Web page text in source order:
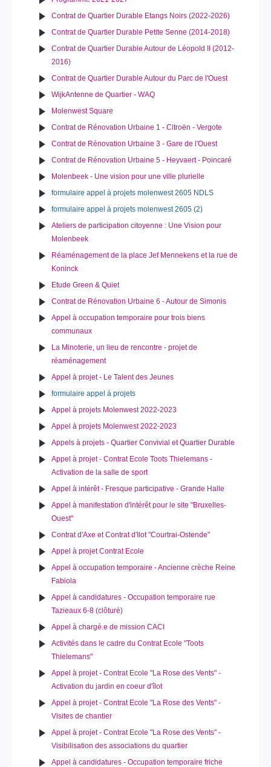
Contrat de Quartier Durable Etangs Noirs (2022-2026)
Contrat de Quartier Durable Petite Senne (2014-2018)
Contrat de Quartier Durable Autour de Léopold II (2012-
2016)
Contrat de Quartier Durable Autour du Parc de l'Ouest
WijkAntenne de Quartier - WAQ
Molenwest Square
Contrat de Rénovation Urbaine 1 - Citroën - Vergote
Contrat de Rénovation Urbaine 3 - Gare de l'Ouest
Contrat de Rénovation Urbaine 5 - Heyvaert - Poincaré
Molenbeek - Une vision pour une ville plurielle
formulaire appel à projets molenwest 2605 NDLS
formulaire appel à projets molenwest 2605 (2)
Ateliers de participation citoyenne : Une Vision pour
Molenbeek
Réaménagement de la place Jef Mennekens et la rue de
Koninck
Etude Green & Quiet
Contrat de Rénovation Urbaine 6 - Autour de Simonis
Appel à occupation temporaire pour trois biens
communaux
La Minoterie, un lieu de rencontre - projet de
réaménagement
Appel à projet - Le Talent des Jeunes
formulaire appel à projets
Appel à projets Molenwest 2022-2023
Appel à projets Molenwest 2022-2023
Appels à projets - Quartier Convivial et Quartier Durable
Appel à projet - Contrat Ecole Toots Thielemans -
Activation de la salle de sport
Appel à intérêt - Fresque participative - Grande Halle
Appel à manifestation d'intérêt pour le site "Bruxelles-
Ouest"
Contrat d'Axe et Contrat d'Ilot "Courtrai-Ostende"
Appel à projet Contrat Ecole
Appel à occupation temporaire - Ancienne crèche Reine
Fabiola
Appel à candidatures - Occupation temporaire rue
Tazieaux 6-8 (clôturé)
Appel à chargé.e de mission CACI
Activités dans le cadre du Contrat Ecole "Toots
Thielemans"
Appel à projet - Contrat Ecole "La Rose des Vents" -
Activation du jardin en coeur d'îlot
Appel à projet - Contrat Ecole "La Rose des Vents" -
Visites de chantier
Appel à projet - Contrat Ecole "La Rose des Vents" -
Visibilisation des associations du quartier
Appel à candidatures - Occupation temporaire friche